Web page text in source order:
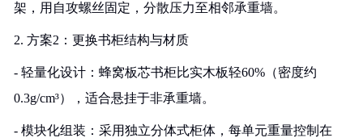
架，用自攻螺丝固定，分散压力至相邻承重墙。
2. 方案2：更换书柜结构与材质
- 轻量化设计：蜂窝板芯书柜比实木板轻60%（密度约
0.3g/cm³），适合悬挂于非承重墙。
- 模块化组装：采用独立分体式柜体，每单元重量控制在